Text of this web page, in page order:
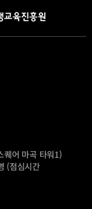
퀘어 마곡 타워1)
(점심시간